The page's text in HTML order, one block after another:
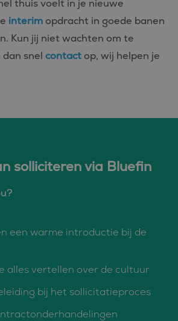
thuis voelt in je nieuwe
interimopdracht in goede banen
Kun jij niet wachten om te
snel contactop, wij helpen je
solliciteren via Bluefin
een warme introductie bij de
alles vertellen over de cultuur
bij het sollicitatieproces